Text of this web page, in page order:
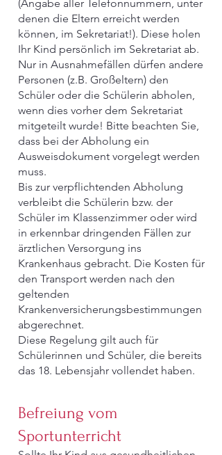
(Angabe aller Telefonnummern, unter
denen die Eltern erreicht werden
können, im Sekretariat!). Diese holen
Ihr Kind persönlich im Sekretariat ab.
Nur in Ausnahmefällen dürfen andere
Personen (z.B. Großeltern) den
Schüler oder die Schülerin abholen,
wenn dies vorher dem Sekretariat
mitgeteilt wurde! Bitte beachten Sie,
dass bei der Abholung ein
Ausweisdokument vorgelegt werden
muss.
Bis zur verpflichtenden Abholung
verbleibt die Schülerin bzw. der
Schüler im Klassenzimmer oder wird
in erkennbar dringenden Fällen zur
ärztlichen Versorgung ins
Krankenhaus gebracht. Die Kosten für
den Transport werden nach den
geltenden
Krankenversicherungsbestimmungen
abgerechnet.
Diese Regelung gilt auch für
Schülerinnen und Schüler, die bereits
das 18. Lebensjahr vollendet haben.
Befreiung vom
Sportunterricht